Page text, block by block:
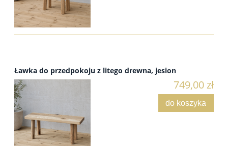
Ławka do przedpokoju z litego drewna, jesion
749,00 zł
do koszyka